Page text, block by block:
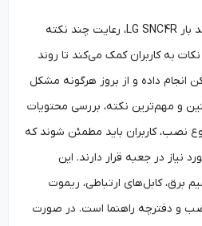
قبل از نصب و راه اندازی ساند بار LG SNC4R، رعایت چند نکته
به کاربران کمک می‌کند تا روند
داده و از بروز هرگونه مشکل
مهم‌ترین نکته، بررسی محتویات
کاربران باید مطمئن شوند که
در جعبه قرار دارند. این
کابل‌های ارتباطی، ریموت
دفترچه راهنما است. در صورت